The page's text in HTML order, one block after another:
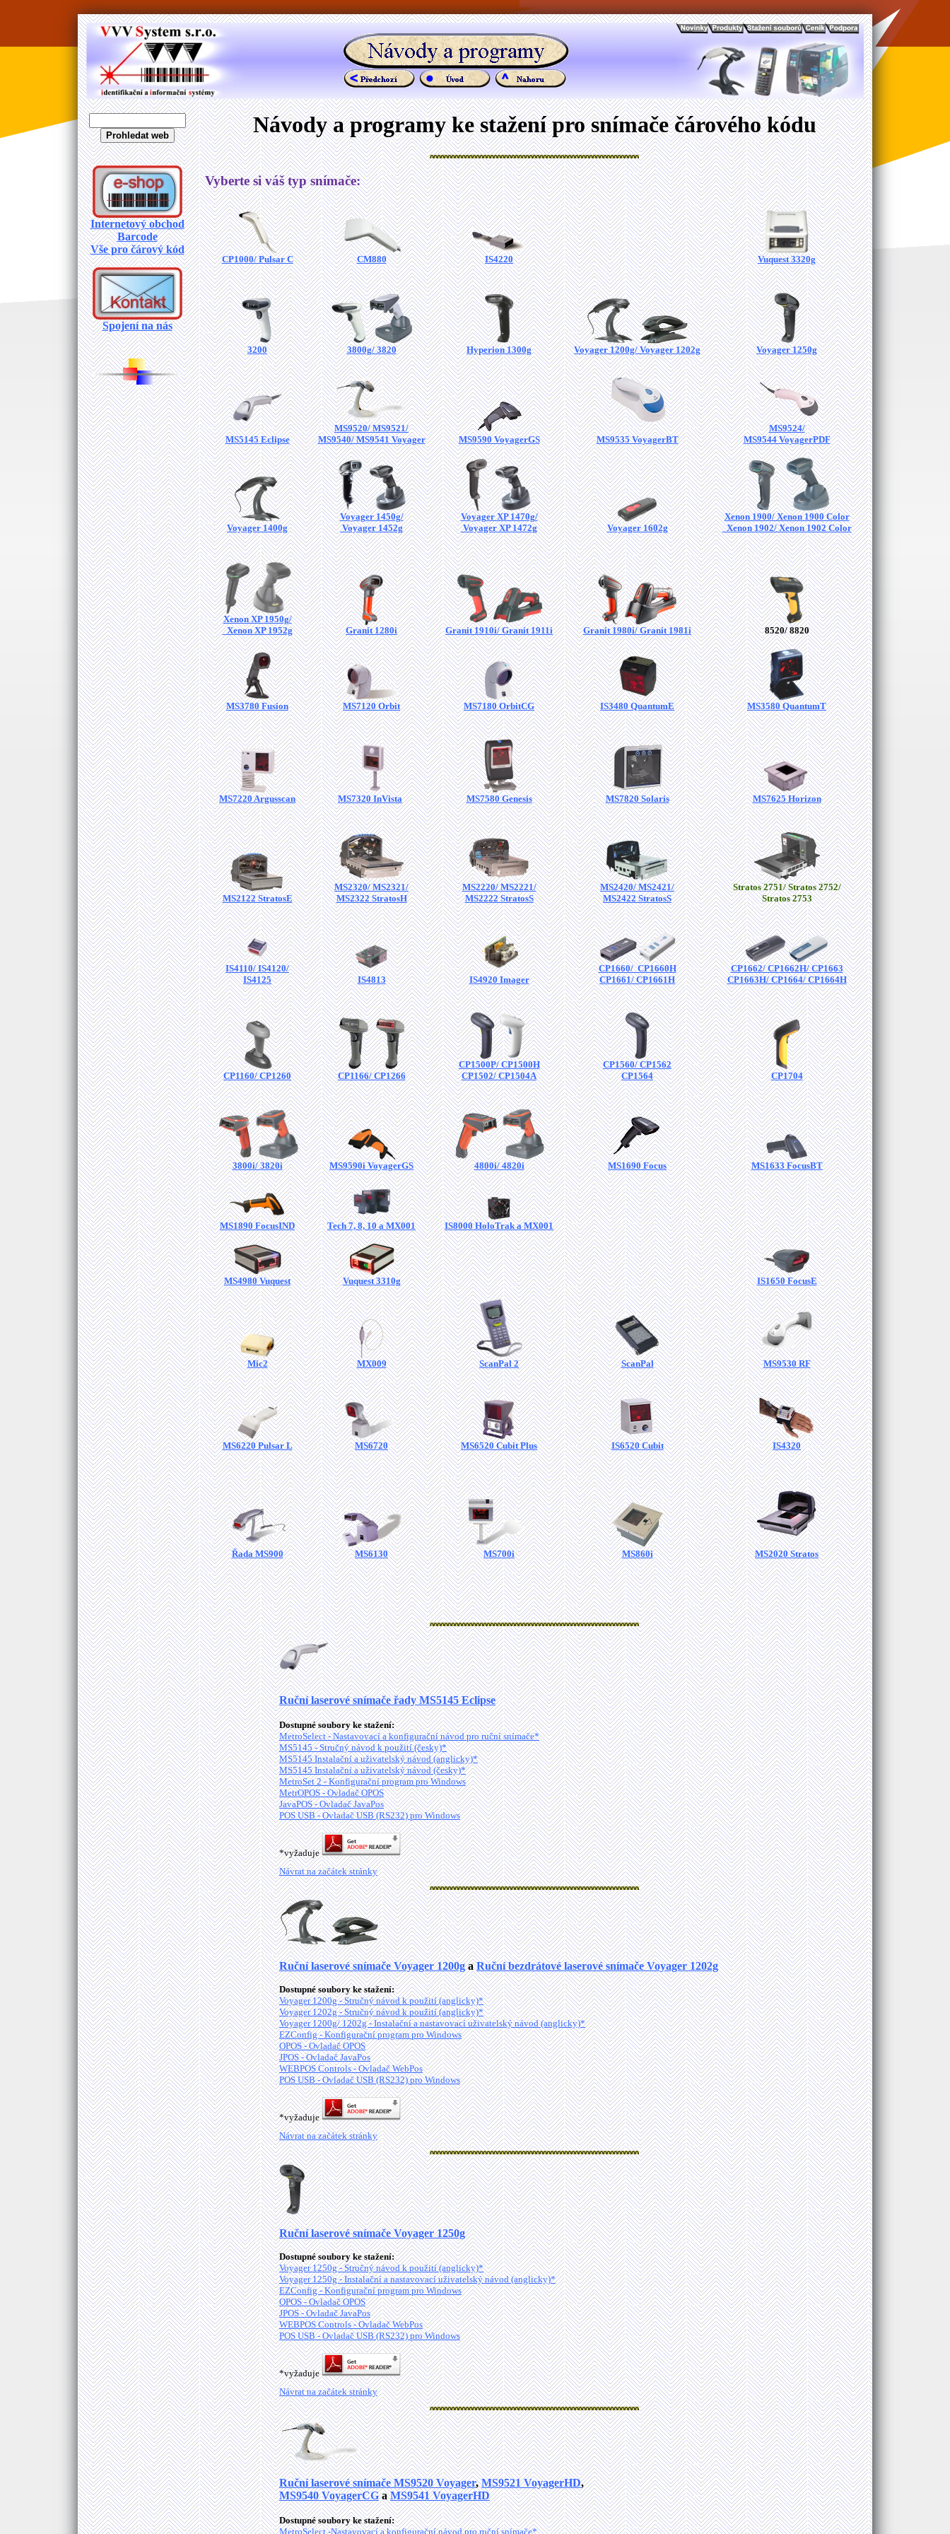
Internetový obchod
Barcode
Vše pro čárový kód
Spojení na nás
Návody a programy ke stažení pro snímače čárového kódu
Vyberte si váš typ snímače:
CP1000/ Pulsar C CM880 IS4220 Vuquest 3320g
3200 3800g/ 3820 Hyperion 1300g Voyager 1200g/ Voyager 1202g Voyager 1250g
MS5145 Eclipse
MS9520/ MS9521/
MS9540/ MS9541 Voyager
MS9590 VoyagerGS MS9535 VoyagerBT
MS9524/
MS9544 VoyagerPDF
Voyager 1400g
Voyager 1450g/
Voyager 1452g
Voyager XP 1470g/
Voyager XP 1472g
Voyager 1602g
Xenon 1900/ Xenon 1900 Color
Xenon 1902/ Xenon 1902 Color
Xenon XP 1950g/
Xenon XP 1952g
Granit 1280i Granit 1910i/ Granit 1911i Granit 1980i/ Granit 1981i 8520/ 8820
MS3780 Fusion MS7120 Orbit MS7180 OrbitCG IS3480 QuantumE MS3580 QuantumT
MS7220 Argusscan MS7320 InVista MS7580 Genesis MS7820 Solaris MS7625 Horizon
MS2122 StratosE
MS2320/ MS2321/
MS2322 StratosH
MS2220/ MS2221/
MS2222 StratosS
MS2420/ MS2421/
MS2422 StratosS
Stratos 2751/ Stratos 2752/
Stratos 2753
IS4110/ IS4120/
IS4125
IS4813 IS4920 Imager
CP1660/ CP1660H
CP1661/ CP1661H
CP1662/ CP1662H/ CP1663
CP1663H/ CP1664/ CP1664H
CP1160/ CP1260 CP1166/ CP1266
CP1500P/ CP1500H
CP1502/ CP1504A
CP1560/ CP1562
CP1564
CP1704
3800i/ 3820i MS9590i VoyagerGS 4800i/ 4820i MS1690 Focus MS1633 FocusBT
MS1890 FocusIND Tech 7, 8, 10 a MX001 IS8000 HoloTrak a MX001
MS4980 Vuquest Vuquest 3310g IS1650 FocusE
Mic2 MX009 ScanPal 2 ScanPal MS9530 RF
MS6220 Pulsar L MS6720 MS6520 Cubit Plus IS6520 Cubit IS4320
Řada MS900 MS6130 MS700i MS860i MS2020 Stratos
Ruční laserové snímače řady MS5145 Eclipse
Dostupné soubory ke stažení:
MetroSelect - Nastavovací a konfigurační návod pro ruční snímače*
MS5145 - Stručný návod k použití (česky)*
MS5145 Instalační a uživatelský návod (anglicky)*
MS5145 Instalační a uživatelský návod (česky)*
MetroSet 2 - Konfigurační program pro Windows
MetrOPOS - Ovladač OPOS
JavaPOS - Ovladač JavaPos
POS USB - Ovladač USB (RS232) pro Windows
*vyžaduje
Návrat na začátek stránky
Ruční laserové snímače Voyager 1200gaRuční bezdrátové laserové snímače Voyager 1202g
Dostupné soubory ke stažení:
Voyager 1200g - Stručný návod k použití (anglicky)*
Voyager 1202g - Stručný návod k použití (anglicky)*
Voyager 1200g/ 1202g - Instalační a nastavovací uživatelský návod (anglicky)*
EZConfig - Konfigurační program pro Windows
OPOS - Ovladač OPOS
JPOS - Ovladač JavaPos
WEBPOS Controls - Ovladač WebPos
POS USB - Ovladač USB (RS232) pro Windows
*vyžaduje
Návrat na začátek stránky
Ruční laserové snímače Voyager 1250g
Dostupné soubory ke stažení:
Voyager 1250g - Stručný návod k použití (anglicky)*
Voyager 1250g - Instalační a nastavovací uživatelský návod (anglicky)*
EZConfig - Konfigurační program pro Windows
OPOS - Ovladač OPOS
JPOS - Ovladač JavaPos
WEBPOS Controls - Ovladač WebPos
POS USB - Ovladač USB (RS232) pro Windows
*vyžaduje
Návrat na začátek stránky
Ruční laserové snímače MS9520 Voyager,MS9521 VoyagerHD,
MS9540 VoyagerCGaMS9541 VoyagerHD
Dostupné soubory ke stažení:
MetroSelect -Nastavovací a konfigurační návod pro ruční snímače*